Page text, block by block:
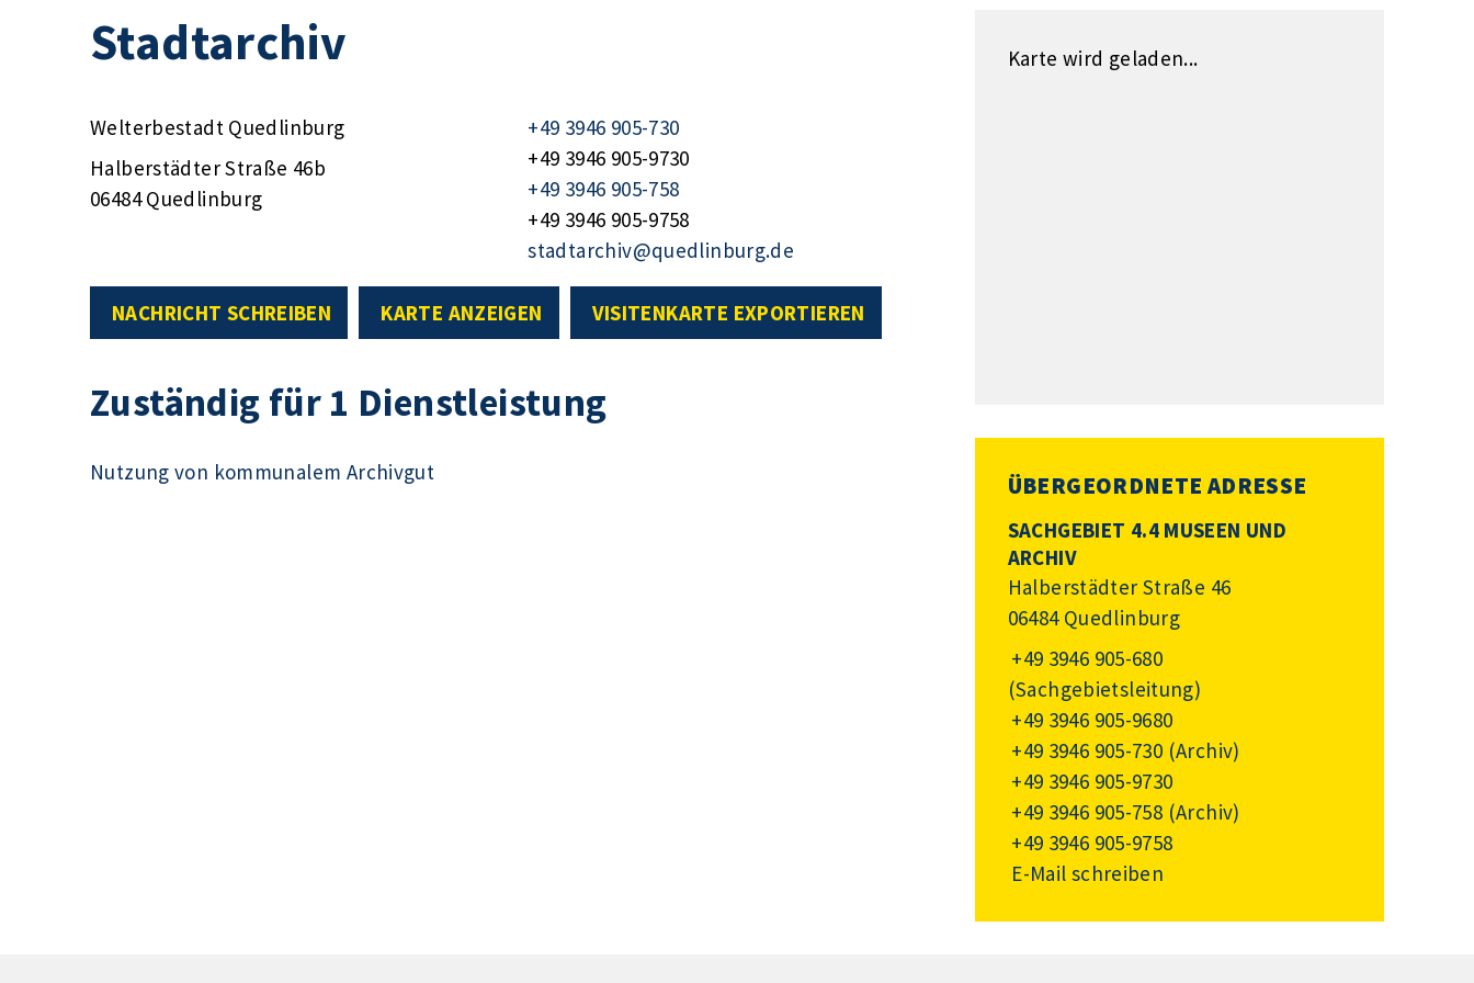
Stadtarchiv
Welterbestadt Quedlinburg
Halberstädter Straße 46b
06484 Quedlinburg
+49 3946 905-730
+49 3946 905-9730
+49 3946 905-758
+49 3946 905-9758
stadtarchiv@quedlinburg.de
NACHRICHT SCHREIBEN KARTE ANZEIGEN VISITENKARTE EXPORTIEREN
Zuständig für 1 Dienstleistung
Nutzung von kommunalem Archivgut
Karte wird geladen...
ÜBERGEORDNETE ADRESSE
SACHGEBIET 4.4 MUSEEN UND
ARCHIV
Halberstädter Straße 46
06484 Quedlinburg
+49 3946 905-680
(Sachgebietsleitung)
+49 3946 905-9680
+49 3946 905-730 (Archiv)
+49 3946 905-9730
+49 3946 905-758 (Archiv)
+49 3946 905-9758
E-Mail schreiben